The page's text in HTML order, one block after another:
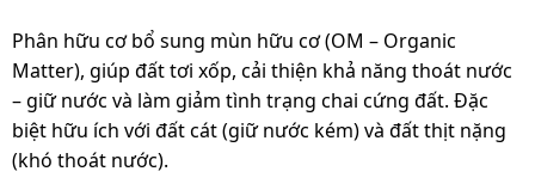
Phân hữu cơ bổ sung mùn hữu cơ (OM – Organic
Matter), giúp đất tơi xốp, cải thiện khả năng thoát nước
– giữ nước và làm giảm tình trạng chai cứng đất. Đặc
biệt hữu ích với đất cát (giữ nước kém) và đất thịt nặng
(khó thoát nước).